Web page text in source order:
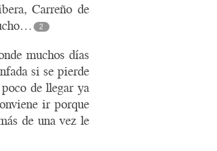
Carreño de
2
muchos días
si se pierde
de llegar ya
ir porque
de una vez le